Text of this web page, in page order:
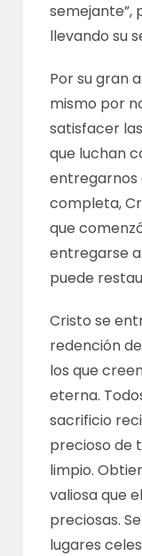
semejante”,
llevando su
Por su gran
mismo por
satisfacer
que luchan
entregarnos
completa,
que
entregarse
puede
Cristo se
redención
los que
eterna.
sacrificio
precioso de
limpio.
valiosa que
preciosas.
lugares